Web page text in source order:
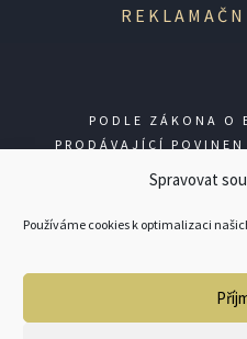
Spravovat
Používáme cookies k optimalizaci
PODLE ZÁKONA O
PRODÁVAJÍCÍ
PŘIJATOU TRŽBU U
PŘÍPADĚ TECHNICKÉHO
©